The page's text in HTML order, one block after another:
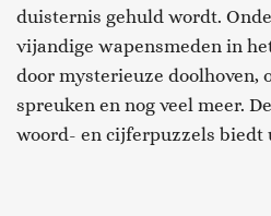
duisternis gehuld wordt.
vijandige wapensmeden in
door mysterieuze doolhoven,
spreuken en nog veel meer.
woord- en cijferpuzzels biedt